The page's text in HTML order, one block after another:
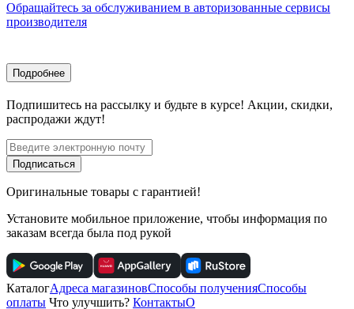
Обращайтесь за обслуживанием в авторизованные сервисы
производителя
Подробнее
Подпишитесь на рассылку и будьте в курсе! Акции, скидки,
распродажи ждут!
Подписаться
Оригинальные товары с гарантией!
Установите мобильное приложение, чтобы информация по
заказам всегда была под рукой
КаталогАдреса магазиновСпособы полученияСпособы
оплаты Что улучшить? КонтактыО